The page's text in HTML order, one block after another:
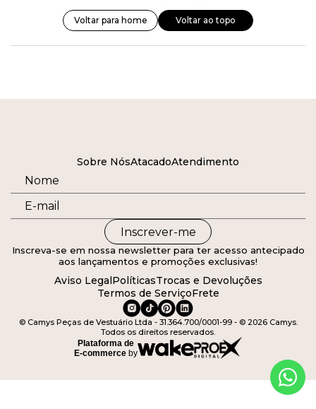
Voltar para home Voltar ao topo
Sobre NósAtacadoAtendimento
Inscrever-me
Inscreva-se em nossa newsletter para ter acesso antecipado
aos lançamentos e promoções exclusivas!
Aviso LegalPolíticasTrocas e Devoluções
Termos de ServiçoFrete
© Camys Peças de Vestuário Ltda - 31.364.700/0001-99 - © 2026 Camys.
Todos os direitos reservados.
Plataforma de
E-commerce by